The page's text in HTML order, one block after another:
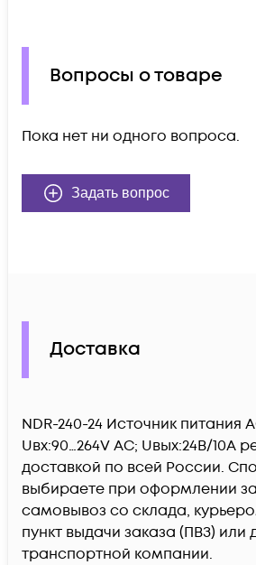
Вопросы о товаре
Пока нет ни одного вопроса.
Задать вопрос
Доставка
NDR-240-24 Источник питания
Uвх:90…264V AC; Uвых:24В/10A
доставкой по всей России.
выбираете при оформлении
самовывоз со склада,
пункт выдачи заказа (ПВЗ)
транспортной компании.